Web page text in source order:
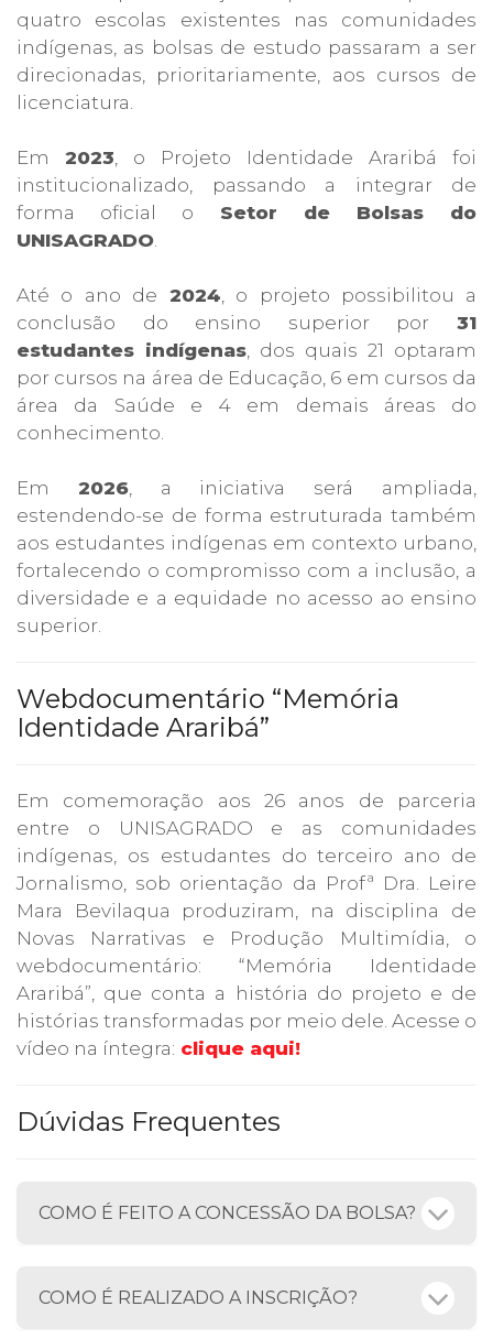
quatro escolas existentes nas comunidades
indígenas, as bolsas de estudo passaram a ser
direcionadas, prioritariamente, aos cursos de
licenciatura.
Em 2023 , o Projeto Identidade Araribá foi
institucionalizado, passando a integrar de
forma oficial o Setor de Bolsas do
UNISAGRADO
Até o ano de 2024 , o projeto possibilitou a
conclusão do ensino superior por 31
estudantes indígenas , dos quais 21 optaram
por cursos na área de Educação, 6 em cursos da
área da Saúde e 4 em demais áreas do
conhecimento.
Em 2026, a iniciativa será ampliada,
estendendo-se de forma estruturada também
aos estudantes indígenas em contexto urbano,
fortalecendo o compromisso com a inclusão, a
diversidade e a equidade no acesso ao ensino
superior.
Webdocumentário “Memória
Identidade Araribá”
Em comemoração aos 26 anos de parceria
entre o UNISAGRADO e as comunidades
indígenas, os estudantes do terceiro ano de
Jornalismo, sob orientação da Profª Dra. Leire
Mara Bevilaqua produziram, na disciplina de
Novas Narrativas e Produção Multimídia, o
webdocumentário: “Memória Identidade
Araribá”, que conta a história do projeto e de
histórias transformadas por meio dele. Acesse o
vídeo na íntegra: clique aqui!
Dúvidas Frequentes
COMO É FEITO A CONCESSÃO DA BOLSA?
COMO É REALIZADO A INSCRIÇÃO?